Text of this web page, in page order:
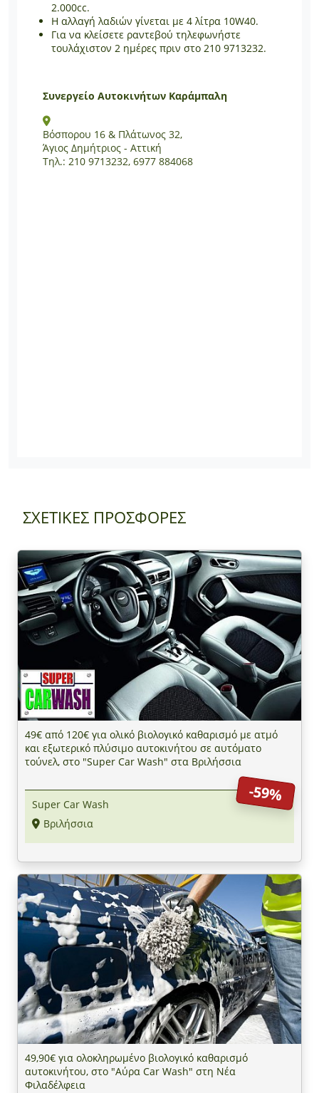
2.000cc.
Η αλλαγή λαδιών γίνεται με 4 λίτρα 10W40.
Για να κλείσετε ραντεβού τηλεφωνήστε
τουλάχιστον 2 ημέρες πριν στο 210 9713232.
Συνεργείο Αυτοκινήτων Καράμπαλη
Βόσπορου 16 & Πλάτωνος 32,
Άγιος Δημήτριος - Αττική
Τηλ.: 210 9713232, 6977 884068
ΣΧΕΤΙΚΕΣ ΠΡΟΣΦΟΡΕΣ
49€ από 120€ για ολικό βιολογικό καθαρισμό με ατμό
και εξωτερικό πλύσιμο αυτοκινήτου σε αυτόματο
τούνελ, στο "Super Car Wash" στα Βριλήσσια
-59%
Super Car Wash
Βριλήσσια
49,90€ για ολοκληρωμένο βιολογικό καθαρισμό
αυτοκινήτου, στο "Αύρα Car Wash" στη Νέα
Φιλαδέλφεια